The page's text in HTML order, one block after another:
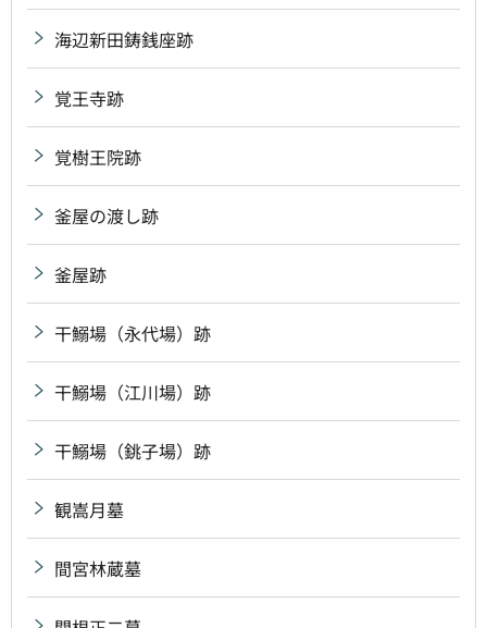
海辺新田鋳銭座跡
覚王寺跡
覚樹王院跡
釜屋の渡し跡
釜屋跡
干鰯場（永代場）跡
干鰯場（江川場）跡
干鰯場（銚子場）跡
観嵩月墓
間宮林蔵墓